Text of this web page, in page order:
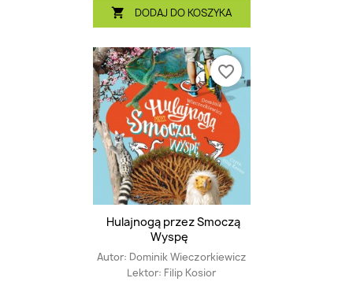
 DODAJ DO KOSZYKA
Hulajnogą przez Smoczą
Wyspę
Autor: Dominik Wieczorkiewicz
Lektor: Filip Kosior
favorite_border